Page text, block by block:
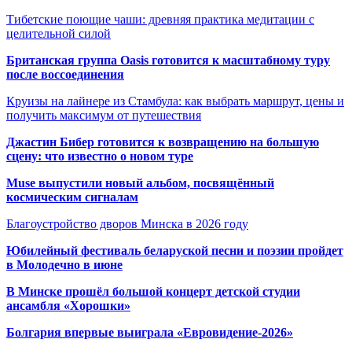
Тибетские поющие чаши: древняя практика медитации с
целительной силой
Британская группа Oasis готовится к масштабному туру
после воссоединения
Круизы на лайнере из Стамбула: как выбрать маршрут, цены и
получить максимум от путешествия
Джастин Бибер готовится к возвращению на большую
сцену: что известно о новом туре
Muse выпустили новый альбом, посвящённый
космическим сигналам
Благоустройство дворов Минска в 2026 году
Юбилейный фестиваль беларуской песни и поэзии пройдет
в Молодечно в июне
В Минске прошёл большой концерт детской студии
ансамбля «Хорошки»
Болгария впервые выиграла «Евровидение-2026»